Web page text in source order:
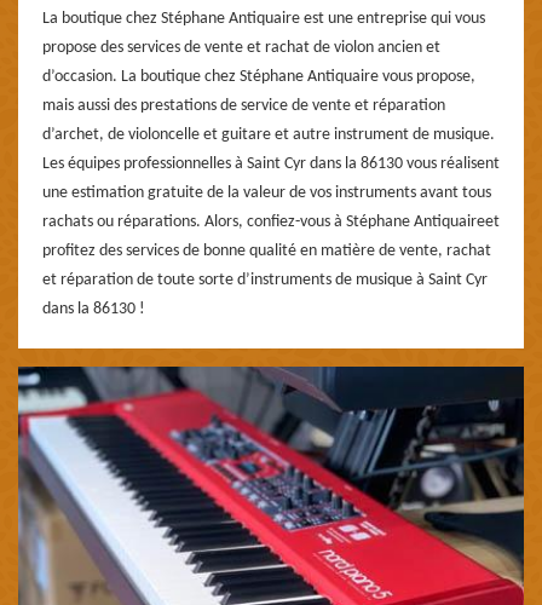
La boutique chez Stéphane Antiquaire est une entreprise qui vous
propose des services de vente et rachat de violon ancien et
d’occasion. La boutique chez Stéphane Antiquaire vous propose,
mais aussi des prestations de service de vente et réparation
d’archet, de violoncelle et guitare et autre instrument de musique.
Les équipes professionnelles à Saint Cyr dans la 86130 vous réalisent
une estimation gratuite de la valeur de vos instruments avant tous
rachats ou réparations. Alors, confiez-vous à Stéphane Antiquaireet
profitez des services de bonne qualité en matière de vente, rachat
et réparation de toute sorte d’instruments de musique à Saint Cyr
dans la 86130 !